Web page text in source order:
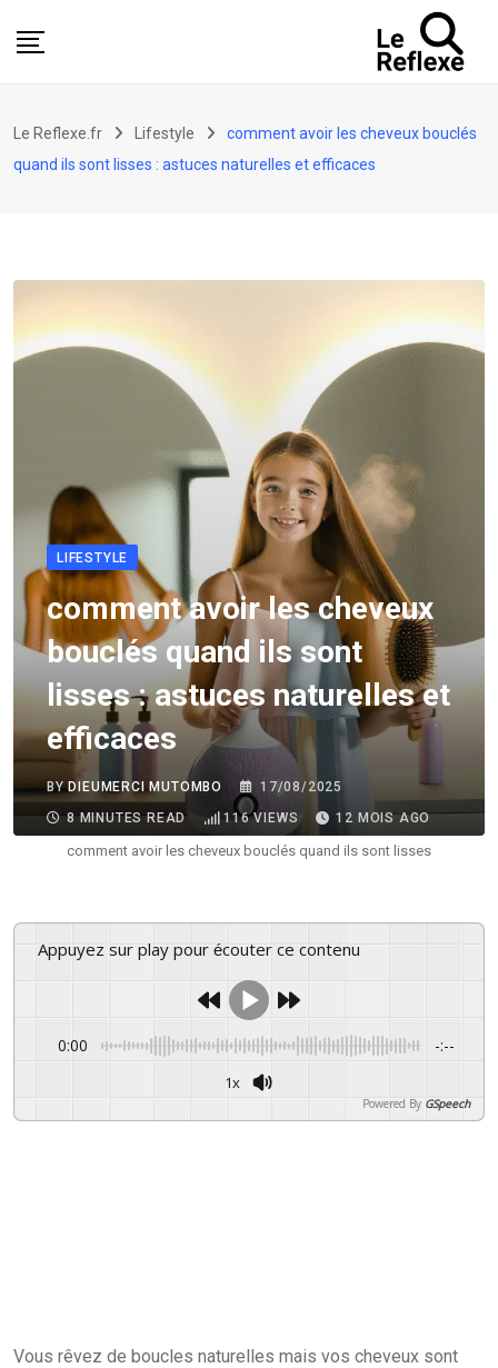
Le Reflexe.fr Lifestyle
comment avoir les cheveux bouclés
quand ils sont lisses : astuces naturelles et efficaces
LIFESTYLE
comment avoir les cheveux
bouclés quand ils sont
lisses : astuces naturelles et
efficaces
BYDIEUMERCI MUTOMBO
17/08/2025
8 MINUTES READ
116VIEWS 12 MOIS AGO
comment avoir les cheveux bouclés quand ils sont lisses
Appuyez sur play pour écouter ce contenu
0:00 -:--
1x
Powered By GSpeech
Vous rêvez de boucles naturelles mais vos cheveux sont